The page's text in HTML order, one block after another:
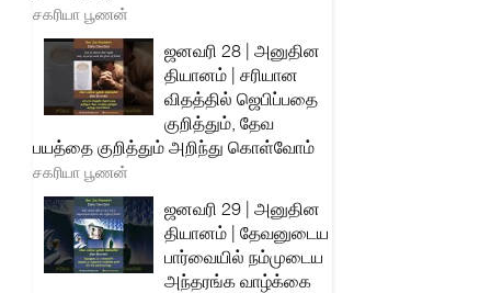
சகரியா பூணன்
ஜனவரி 28 | அனுதின
தியானம் | சரியான
விதத்தில் ஜெபிப்பதை
குறித்தும், தேவ
பயத்தை குறித்தும் அறிந்து கொள்வோம்
சகரியா பூணன்
ஜனவரி 29 | அனுதின
தியானம் | தேவனுடைய
பார்வையில் நம்முடைய
அந்தரங்க வாழ்க்கை